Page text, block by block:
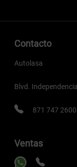
Contacto
Autolasa
Blvd.
871 747 2600
Ventas